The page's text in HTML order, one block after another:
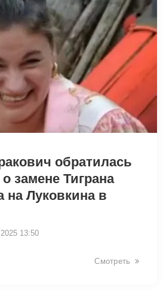
обратилась
замене Тиграна
на Луковкина в
13:50
Смотреть